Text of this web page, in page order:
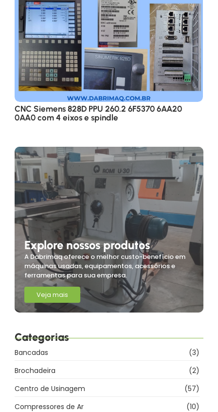
CNC Siemens 828D PPU 260.2 6F5370 6AA20
0AA0 com 4 eixos e spindle
Explore nossos produtos
A Dabrimaq oferece o melhor custo-benefício em
máquinas usadas, equipamentos, acessórios e
ferramentas para sua empresa.
Veja mais
Categorias
Bancadas
(3)
Brochadeira
(2)
Centro de Usinagem
(57)
Compressores de Ar
(10)